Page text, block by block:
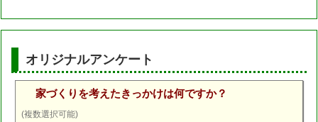
オリジナルアンケート
家づくりを考えたきっかけは何ですか？
(複数選択可能)